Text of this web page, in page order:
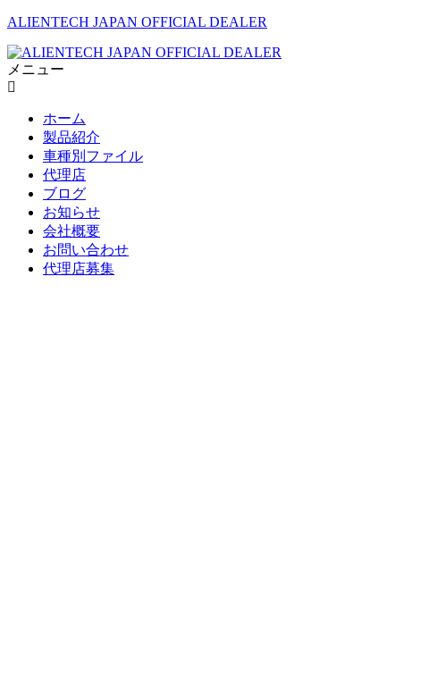
ALIENTECH JAPAN OFFICIAL DEALER
メニュー
ホーム
製品紹介
車種別ファイル
代理店
ブログ
お知らせ
会社概要
お問い合わせ
代理店募集